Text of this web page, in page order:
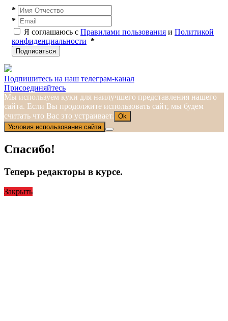
*
*
Я соглашаюсь с Правилами пользования и Политикой
конфиденциальности *
Подписаться
Подпишитесь на наш телеграм-канал
Присоединяйтесь
Мы используем куки для наилучшего представления нашего
сайта. Если Вы продолжите использовать сайт, мы будем
считать что Вас это устраивает. Ok
Условия использования сайта
Спасибо!
Теперь редакторы в курсе.
Закрыть